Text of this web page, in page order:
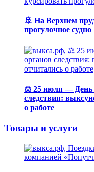
🚢 На Верхнем
прогулочное судно
⚖️ 25 июля — День
следствия:
о работе
Товары и услуги